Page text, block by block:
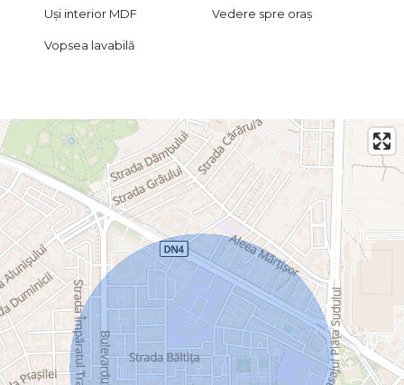
Uși interior MDF Vedere spre oraș
Vopsea lavabilă